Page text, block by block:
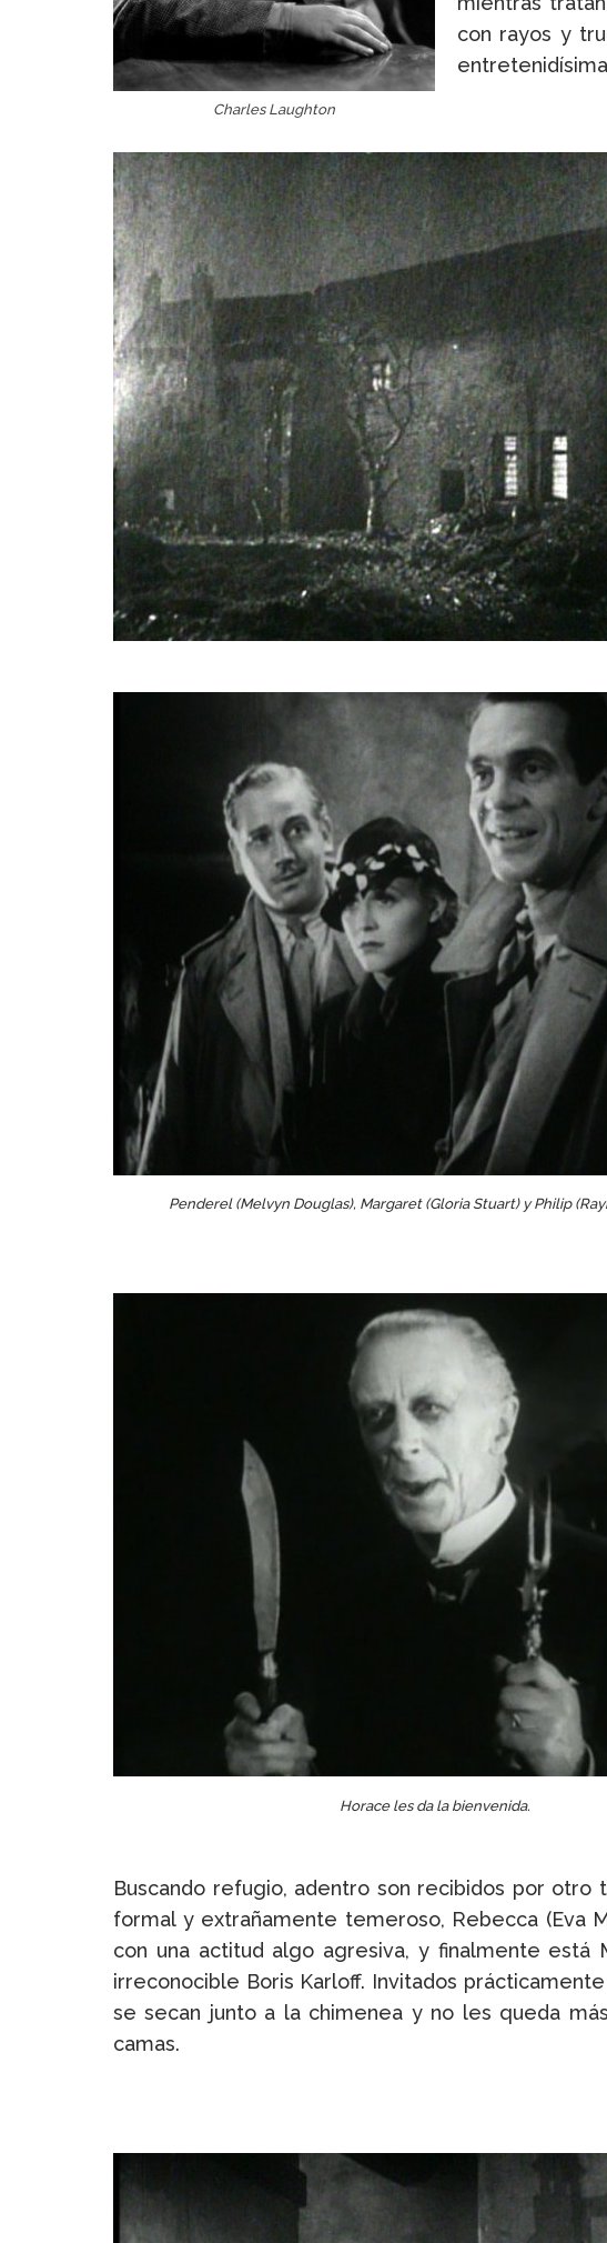
Charles Laughton
con rayos y
Penderel (Melvyn Douglas), Margaret (Gloria Stuart) y Philip
Horace les da la bienvenida.
Buscando refugio, adentro son recibidos por
formal y extrañamente temeroso, Rebecca (Eva
con una actitud algo agresiva, y finalmente
irreconocible Boris Karloff. Invitados
se secan junto a la chimenea y no les queda
camas.